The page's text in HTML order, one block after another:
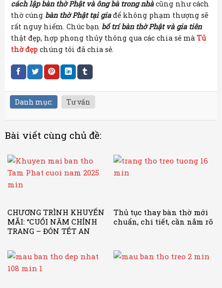
cách lập bàn thờ Phật và ông bà trong nhàcũng như cách
thờ cúng bàn thờ Phật tại giađể không phạm thượng sẽ
rất nguy hiểm. Chúc bạn bố trí bàn thờ Phật và gia tiên
thật đẹp, hợp phong thủy thông qua các chia sẻ mà Tủ
thờ đẹp chúng tôi đã chia sẻ.
Danh mục: Tư vấn
Bài viết cùng chủ đề:
CHƯƠNG TRÌNH KHUYẾN
MÃI: “CUỐI NĂM CHỈNH
TRANG – ĐÓN TẾT AN
Thủ tục thay bàn thờ mới
chuẩn, chi tiết, cần nắm rõ